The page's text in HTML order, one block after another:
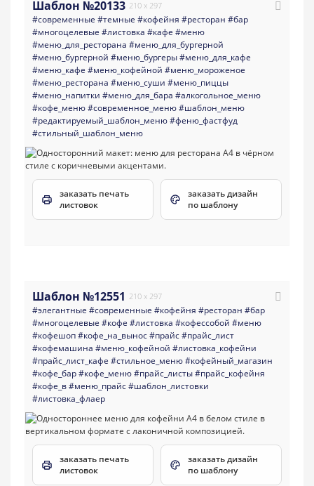
Шаблон №20133 210 x 297
#современные #темные #кофейня #ресторан #бар
#многоцелевые #листовка #кафе #меню
#меню_для_ресторана #меню_для_бургерной
#меню_бургерной #меню_бургеры#меню_для_кафе
#меню_кафе #меню_кофейной #меню_мороженое
#меню_ресторана #меню_суши #меню_пиццы
#меню_напитки #меню_для_бара #алкогольное_меню
#кофе_меню#современное_меню#шаблон_меню
#редактируемый_шаблон_меню#феню_фастфуд
#стильный_шаблон_меню
заказать печать
листовок
заказать дизайн
по шаблону
Шаблон №12551 210 x 297
#элегантные #современные #кофейня #ресторан #бар
#многоцелевые #кофе #листовка #кофессобой #меню
#кофешоп#кофе_на_вынос#прайс#прайс_лист
#кофемашина #меню_кофейной #листовка_кофейни
#прайс_лист_кафе #стильное_меню#кофейный_магазин
#кофе_бар#кофе_меню#прайс_листы#прайс_кофейня
#кофе_в#меню_прайс#шаблон_листовки
#листовка_флаер
заказать печать
листовок
заказать дизайн
по шаблону